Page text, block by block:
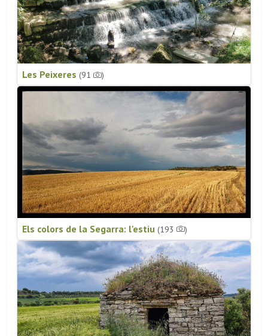
Les Peixeres (91 )
Els colors de la Segarra: l'estiu (193 )